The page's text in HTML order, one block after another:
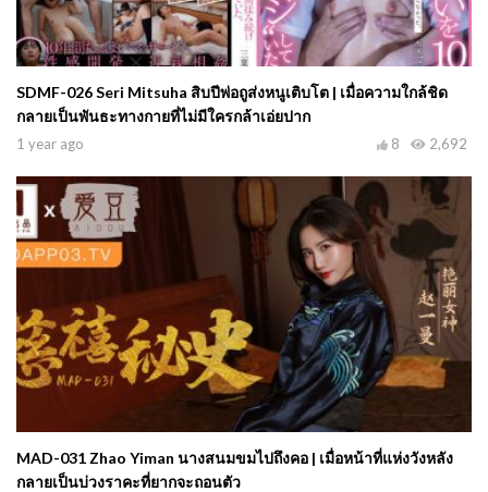
SDMF-026 Seri Mitsuha สิบปีพ่อถูส่งหนูเติบโต | เมื่อความใกล้ชิด
กลายเป็นพันธะทางกายที่ไม่มีใครกล้าเอ่ยปาก
1 year ago 2,692
8
MAD-031 Zhao Yiman นางสนมขมไปถึงคอ | เมื่อหน้าที่แห่งวังหลัง
กลายเป็นบ่วงราคะที่ยากจะถอนตัว